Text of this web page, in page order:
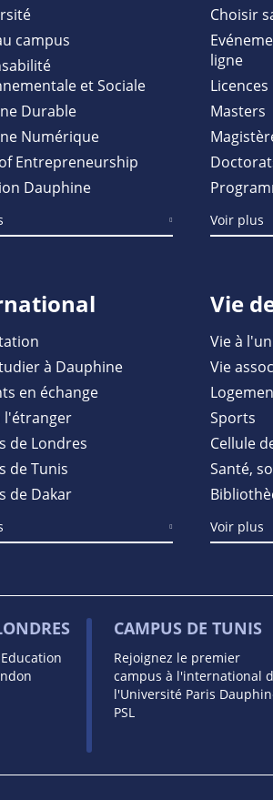
campus
et Sociale
Durable
Numérique
Entrepreneurship
Dauphine
Choisir
ligne
Licences
Masters
Voir plus
à Dauphine
en échange
l'étranger
de Londres
de Tunis
de Dakar
Vie
Vie à
Vie
Sports
Cellule
Santé,
Voir plus
CAMPUS DE TUNIS
Rejoignez le premier
campus à l'international
l'Université Paris
PSL